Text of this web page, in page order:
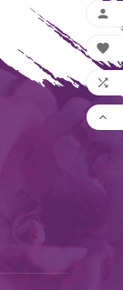



